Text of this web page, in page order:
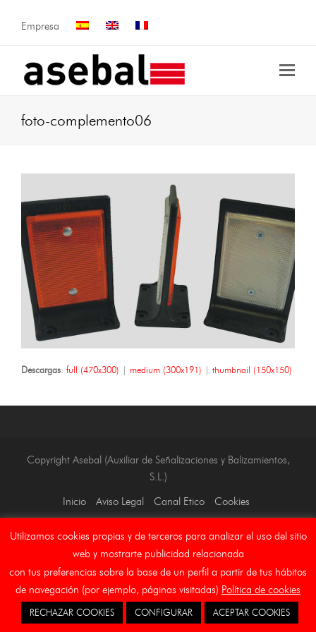
Empresa
foto-complemento06
Descargas: full (470x300) | medium (300x191) | thumbnail (150x150)
Copyright Asebal (Auxiliar de Señalizaciones y Balizamientos,
S.L.)
Inicio
Aviso Legal Canal Etico Cookies
Utilizamos cookies propias y de terceros para analizar el uso del sitio
web y mostrarte publicidad relacionada
con tus preferencias sobre la base de un perfil a partir de tus hábitos
de navegación (por ejemplo, páginas visitadas) Política de cookies
RECHAZAR COOKIES CONFIGURAR ACEPTAR COOKIES